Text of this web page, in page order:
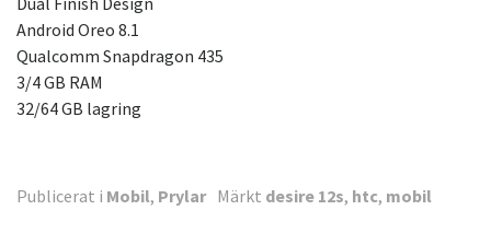
Android Oreo 8.1
Qualcomm Snapdragon 435
3/4 GB RAM
32/64 GB lagring
Publicerat i Mobil, Prylar Märkt desire 12s, htc, mobil